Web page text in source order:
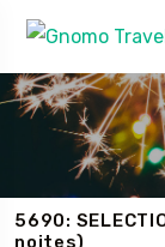
5690:
noites)